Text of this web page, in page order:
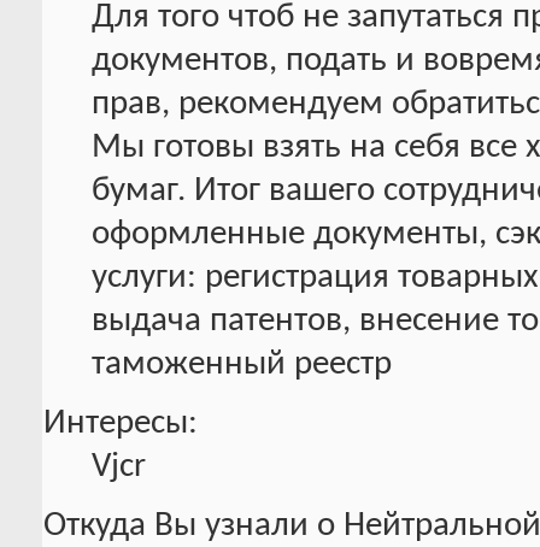
Для того чтоб не
документов, подать и
прав, рекомендуем
Мы готовы взять на себя все
бумаг. Итог вашего
оформленные документы,
услуги: регистрация
выдача патентов, внесение
таможенный реестр
Интересы:
Vjcr
Откуда Вы узнали о